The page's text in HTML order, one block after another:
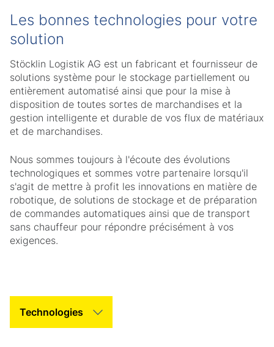
Les bonnes technologies pour votre
solution
Stöcklin Logistik AG est un fabricant et fournisseur de
solutions système pour le stockage partiellement ou
entièrement automatisé ainsi que pour la mise à
disposition de toutes sortes de marchandises et la
gestion intelligente et durable de vos flux de matériaux
et de marchandises.
Nous sommes toujours à l'écoute des évolutions
technologiques et sommes votre partenaire lorsqu'il
s'agit de mettre à profit les innovations en matière de
robotique, de solutions de stockage et de préparation
de commandes automatiques ainsi que de transport
sans chauffeur pour répondre précisément à vos
exigences.
Tab Slider Helper Text